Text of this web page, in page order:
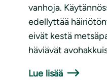
vanhoja.
edellyttää
eivät kestä
häviävät
Lue lisää